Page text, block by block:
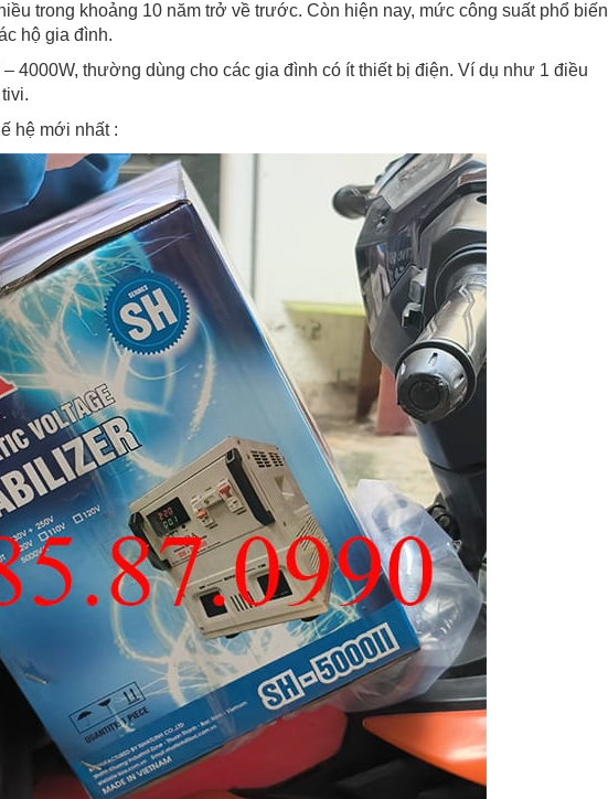
trong khoảng 10 năm trở về trước. Còn hiện nay, mức công suất phổ biến
hộ gia đình.
4000W, thường dùng cho các gia đình có ít thiết bị điện. Ví dụ như 1 điều
hệ mới nhất :